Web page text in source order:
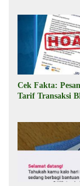
Cek Fakta:
Tarif Transaksi